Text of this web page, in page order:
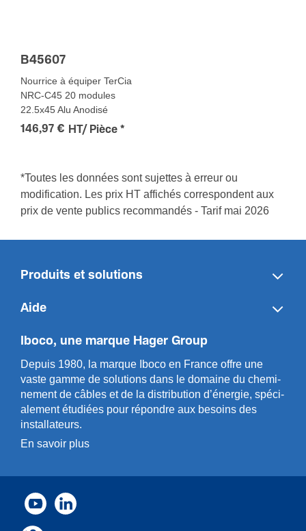
B45607
Nourrice à équiper TerCia
NRC-C45 20 modules
22.5x45 Alu Anodisé
146,97 € HT/ Pièce *
*Toutes les données sont sujettes à erreur ou
modification. Les prix HT affichés correspondent aux
prix de vente publics recommandés - Tarif mai 2026
Produits et solutions
Aide
Iboco, une marque Hager Group
Depuis 1980, la marque Iboco en France offre une
vaste gamme de solut­ions dans le domaine du chemi­
n­ement de câbles et de la distri­bution d’énergie, spéci­
a­l­ement étudiées pour répondre aux besoins des
installa­teurs.
En savoir plus